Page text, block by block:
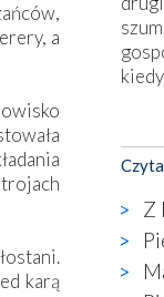
a
karą
Z